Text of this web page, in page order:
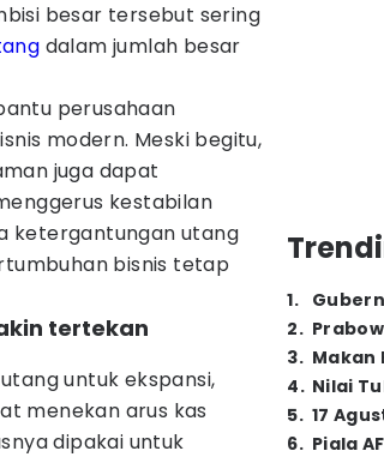
besar tersebut sering
dalam jumlah besar
perusahaan
modern. Meski begitu,
juga dapat
kestabilan
ketergantungan utang
bisnis tetap
tertekan
untuk ekspansi,
menekan arus kas
dipakai untuk
1.
2.
3. Makan
4. Nilai
5. 17
6. Piala